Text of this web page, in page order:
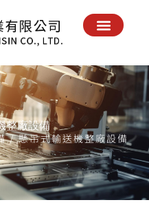
整廠設備
/ 懸吊式輸送機整廠設備